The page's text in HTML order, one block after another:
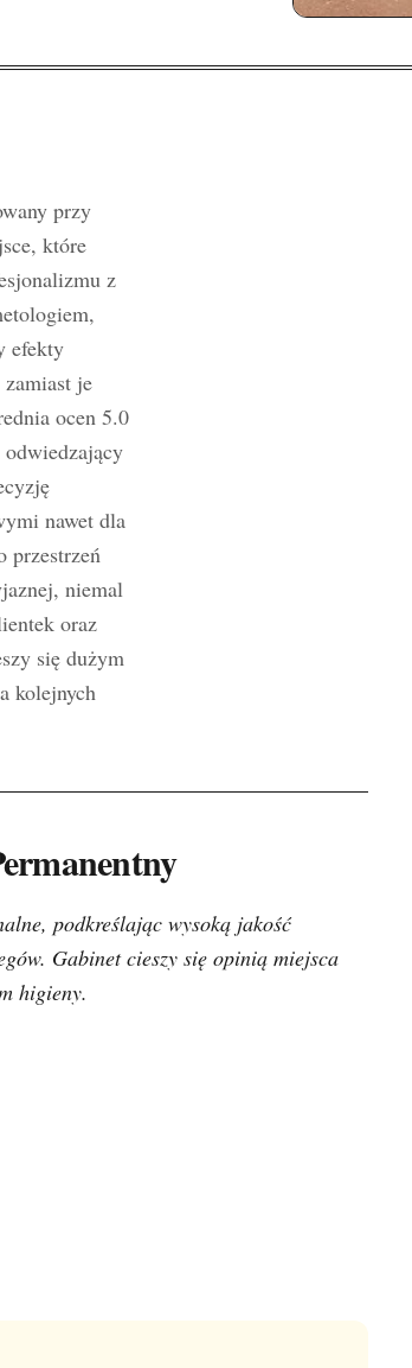
przy
które
z
efekty
je
ocen 5.0
nawet dla
przestrzeń
niemal
oraz
się dużym
kolejnych
podkreślając wysoką jakość
Gabinet cieszy się opinią miejsca
higieny.